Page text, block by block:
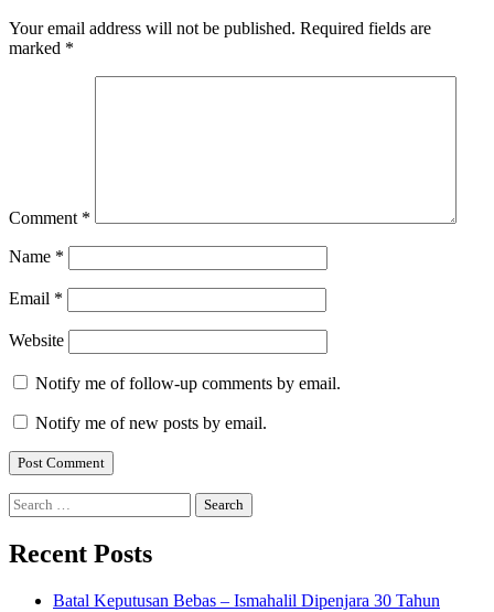
Your email address will not be published. Required fields are
marked *
Comment *
Name *
Email *
Website
Notify me of follow-up comments by email.
Notify me of new posts by email.
Search
for:
Recent Posts
Batal Keputusan Bebas – Ismahalil Dipenjara 30 Tahun